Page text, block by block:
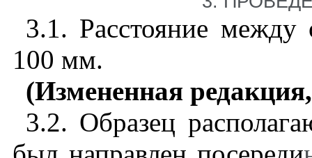
3.1. Расстояние между
100 мм.
(Измененная
3.2. Образец